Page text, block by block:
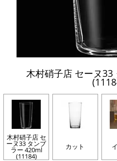
木村硝子店 セーヌ
木村硝子店 セ
ーヌ33 タンブ
ラー 420ml
(11184)
カット